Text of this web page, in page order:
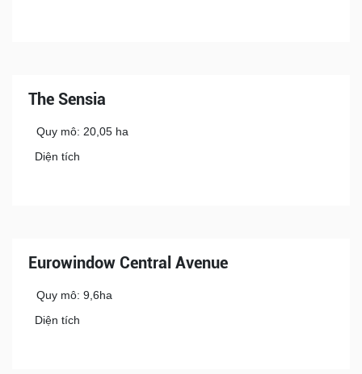
The Sensia
Quy mô: 20,05 ha
Diện tích
Eurowindow Central Avenue
Quy mô: 9,6ha
Diện tích